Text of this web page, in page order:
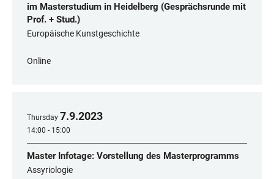
im Masterstudium in Heidelberg (Gesprächsrunde mit
Prof. + Stud.)
Europäische Kunstgeschichte
Online
Thursday 7.9.2023
14:00 - 15:00
Master Infotage: Vorstellung des Masterprogramms
Assyriologie